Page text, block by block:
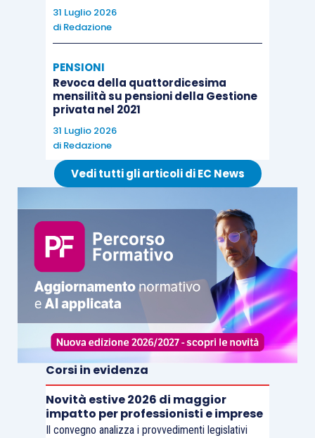
31 Luglio 2026
di Redazione
PENSIONI
Revoca della quattordicesima
mensilità su pensioni della Gestione
privata nel 2021
31 Luglio 2026
di Redazione
Vedi tutti gli articoli di EC News
Corsi in evidenza
Novità estive 2026 di maggior
impatto per professionisti e imprese
Il convegno analizza i provvedimenti legislativi